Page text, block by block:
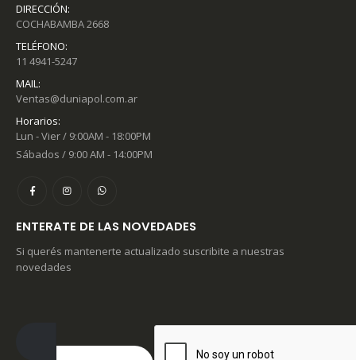
DIRECCIÓN:
COCHABAMBA 2668
TELÉFONO:
11 4941-5247
MAIL:
Ventas@duniapol.com.ar
Horarios:
Lun - Vier / 9:00AM - 18:00PM
Sábados / 9:00 AM - 14:00PM
ENTERATE DE LAS NOVEDADES
Si querés mantenerte actualizado suscribite a nuestras
novedades